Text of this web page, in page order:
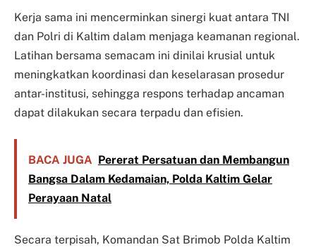
Kerja sama ini mencerminkan sinergi kuat antara TNI
dan Polri di Kaltim dalam menjaga keamanan regional.
Latihan bersama semacam ini dinilai krusial untuk
meningkatkan koordinasi dan keselarasan prosedur
antar-institusi, sehingga respons terhadap ancaman
dapat dilakukan secara terpadu dan efisien.
BACA JUGA Pererat Persatuan dan Membangun
Bangsa Dalam Kedamaian, Polda Kaltim Gelar
Perayaan Natal
Secara terpisah, Komandan Sat Brimob Polda Kaltim